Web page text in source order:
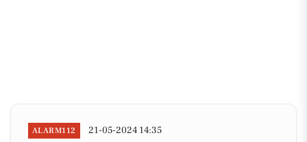
ALARM112 21-05-2024 14:35